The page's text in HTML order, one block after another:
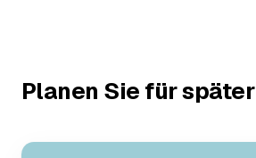
Planen Sie für später